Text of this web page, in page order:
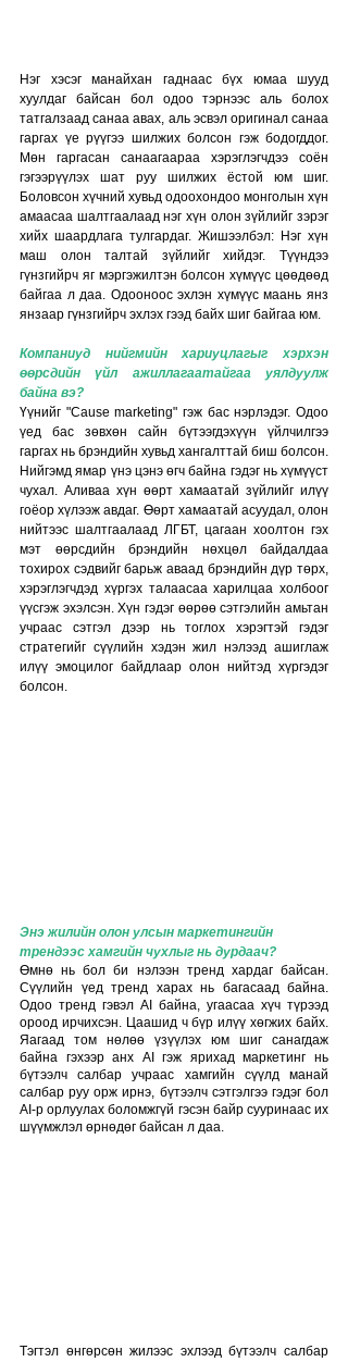
Нэг хэсэг манайхан гаднаас бүх юмаа шууд
хуулдаг байсан бол одоо тэрнээс аль болох
татгалзаад санаа авах, аль эсвэл оригинал санаа
гаргах үе рүүгээ шилжих болсон гэж бодогддог.
Мөн гаргасан санаагаараа хэрэглэгчдээ соён
гэгээрүүлэх шат руу шилжих ёстой юм шиг.
Боловсон хүчний хувьд одоохондоо монголын хүн
амаасаа шалтгаалаад нэг хүн олон зүйлийг зэрэг
хийх шаардлага тулгардаг. Жишээлбэл: Нэг хүн
маш олон талтай зүйлийг хийдэг. Түүндээ
гүнзгийрч яг мэргэжилтэн болсон хүмүүс цөөдөөд
байгаа л даа. Одооноос эхлэн хүмүүс маань янз
янзаар гүнзгийрч эхлэх гээд байх шиг байгаа юм.
Компаниуд нийгмийн хариуцлагыг хэрхэн
өөрсдийн үйл ажиллагаатайгаа уялдуулж
байна вэ?
Үүнийг "Cause marketing" гэж бас нэрлэдэг. Одоо
үед бас зөвхөн сайн бүтээгдэхүүн үйлчилгээ
гаргах нь брэндийн хувьд хангалттай биш болсон.
Нийгэмд ямар үнэ цэнэ өгч байна гэдэг нь хүмүүст
чухал. Аливаа хүн өөрт хамаатай зүйлийг илүү
гоёор хүлээж авдаг. Өөрт хамаатай асуудал, олон
нийтээс шалтгаалаад ЛГБТ, цагаан хоолтон гэх
мэт өөрсдийн брэндийн нөхцөл байдалдаа
тохирох сэдвийг барьж аваад брэндийн дүр төрх,
хэрэглэгчдэд хүргэх талаасаа харилцаа холбоог
үүсгэж эхэлсэн. Хүн гэдэг өөрөө сэтгэлийн амьтан
учраас сэтгэл дээр нь тоглох хэрэгтэй гэдэг
стратегийг сүүлийн хэдэн жил нэлээд ашиглаж
илүү эмоцилог байдлаар олон нийтэд хүргэдэг
болсон.
Энэ жилийн олон улсын маркетингийн
трендээс хамгийн чухлыг нь дурдаач?
Өмнө нь бол би нэлээн тренд хардаг байсан.
Сүүлийн үед тренд харах нь багасаад байна.
Одоо тренд гэвэл АI байна, угаасаа хүч түрээд
ороод ирчихсэн. Цаашид ч бүр илүү хөгжих байх.
Яагаад том нөлөө үзүүлэх юм шиг санагдаж
байна гэхээр анх AI гэж ярихад маркетинг нь
бүтээлч салбар учраас хамгийн сүүлд манай
салбар руу орж ирнэ, бүтээлч сэтгэлгээ гэдэг бол
AI-р орлуулах боломжгүй гэсэн байр сууринаас их
шүүмжлэл өрнөдөг байсан л даа.
Тэгтэл өнгөрсөн жилээс эхлээд бүтээлч салбар